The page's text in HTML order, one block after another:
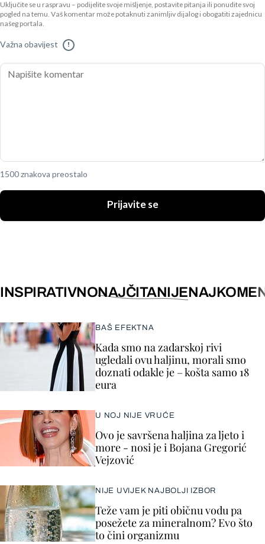
Uključite se u raspravu – podijelite svoje mišljenje, postavite pitanja ili ponudite svoj
pogled na temu. Vaš komentar može potaknuti zanimljiv dijalog i obogatiti zajednicu
našeg portala.
Važna obavijest !
1500 znakova preostalo
Prijavite se
INSPIRATIVNONAJČITANIJE
BAŠ EFEKTNA
Kada smo na zadarskoj rivi
ugledali ovu haljinu, morali smo
doznati odakle je – košta samo 18
eura
U NOJ NIJE VRUĆE
Ovo je savršena haljina za ljeto i
more - nosi je i Bojana Gregorić
Vejzović
NIJE UVIJEK NAJBOLJI IZBOR
Teže vam je piti običnu vodu pa
posežete za mineralnom? Evo što
to čini organizmu